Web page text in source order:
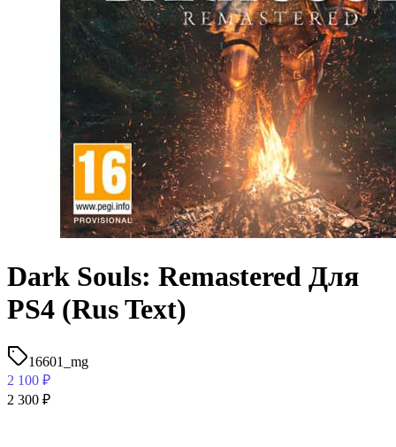
Dark Souls: Remastered Для
PS4 (Rus Text)
16601_mg
2 100 ₽
2 300 ₽